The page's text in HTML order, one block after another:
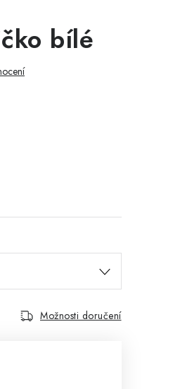
bílé
Možnosti doručení